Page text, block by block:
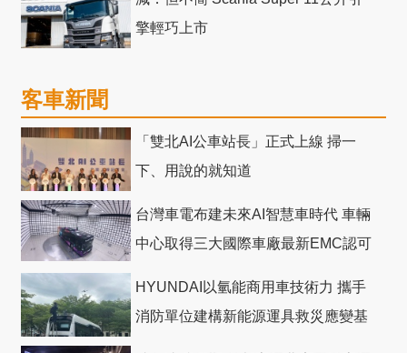
擎輕巧上市
客車新聞
「雙北AI公車站長」正式上線 掃一
下、用說的就知道
台灣車電布建未來AI智慧車時代 車輛
中心取得三大國際車廠最新EMC認可
HYUNDAI以氫能商用車技術力 攜手
消防單位建構新能源運具救災應變基